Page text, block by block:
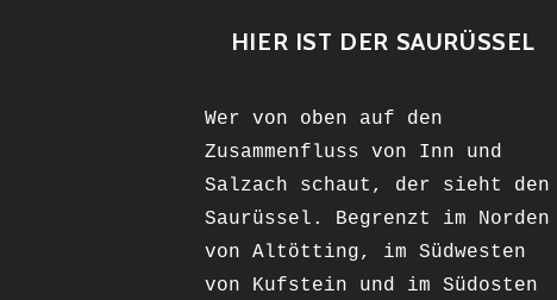
HIER IST DER SAURÜSSEL
Wer von oben auf den
Zusammenfluss von Inn und
Salzach schaut, der sieht den
Saurüssel. Begrenzt im Norden
von Altötting, im Südwesten
von Kufstein und im Südosten